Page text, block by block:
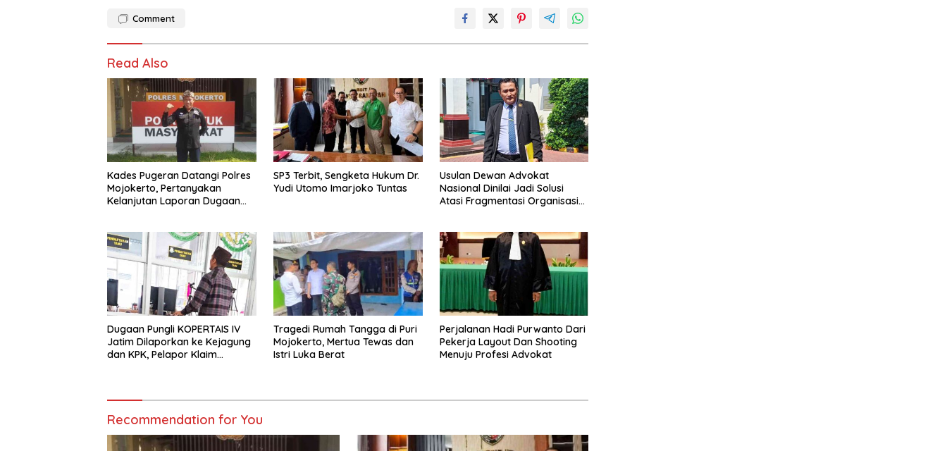
Comment
Read Also
Kades Pugeran Datangi Polres
Mojokerto, Pertanyakan
Kelanjutan Laporan Dugaan
SP3 Terbit, Sengketa Hukum Dr.
Yudi Utomo Imarjoko Tuntas
Usulan Dewan Advokat
Nasional Dinilai Jadi Solusi
Atasi Fragmentasi Organisasi
Dugaan Pungli KOPERTAIS IV
Jatim Dilaporkan ke Kejagung
dan KPK, Pelapor Klaim
Tragedi Rumah Tangga di Puri
Mojokerto, Mertua Tewas dan
Istri Luka Berat
Perjalanan Hadi Purwanto Dari
Pekerja Layout Dan Shooting
Menuju Profesi Advokat
Recommendation for You